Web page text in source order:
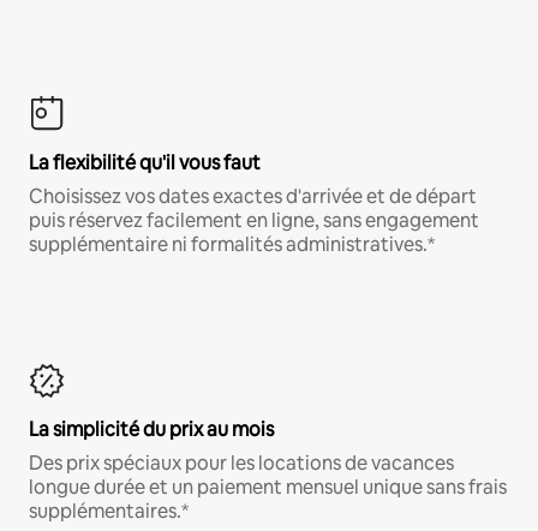
La flexibilité qu'il vous faut
Choisissez vos dates exactes d'arrivée et de départ
puis réservez facilement en ligne, sans engagement
supplémentaire ni formalités administratives.*
La simplicité du prix au mois
Des prix spéciaux pour les locations de vacances
longue durée et un paiement mensuel unique sans frais
supplémentaires.*